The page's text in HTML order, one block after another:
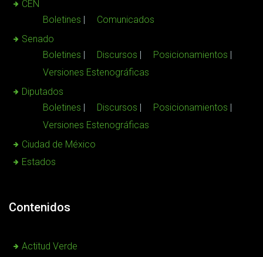
CEN
Boletines
Comunicados
Senado
Boletines
Discursos
Posicionamientos
Versiones Estenográficas
Diputados
Boletines
Discursos
Posicionamientos
Versiones Estenográficas
Ciudad de México
Estados
Contenidos
Actitud Verde